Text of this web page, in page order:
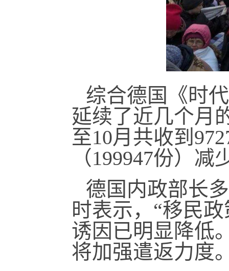
综合德国《时
延续了近几个月
至10月共收到
（199947份）
德国内政部长
时表示，“移民
诱因已明显降低
将加强遣返力度